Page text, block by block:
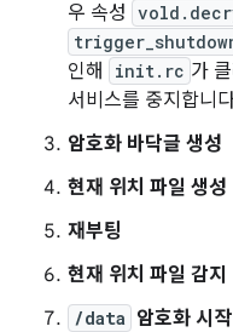
우 속성
인해
init.rc 가
서비스를 중지합니
암호화 바닥글 생성
현재 위치 파일 생성
재부팅
현재 위치 파일 감지
/data 암호화 시작